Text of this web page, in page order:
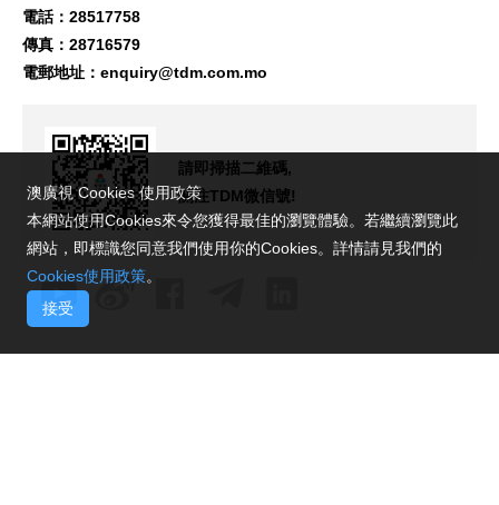
電話：28517758
傳真：28716579
電郵地址： enquiry@tdm.com.mo
請即掃描二維碼,
關注TDM微信號!
澳廣視 Cookies 使用政策
本網站使用Cookies來令您獲得最佳的瀏覽體驗。若繼續瀏覽此
網站，即標識您同意我們使用你的Cookies。詳情請見我們的
Cookies使用政策。
接受